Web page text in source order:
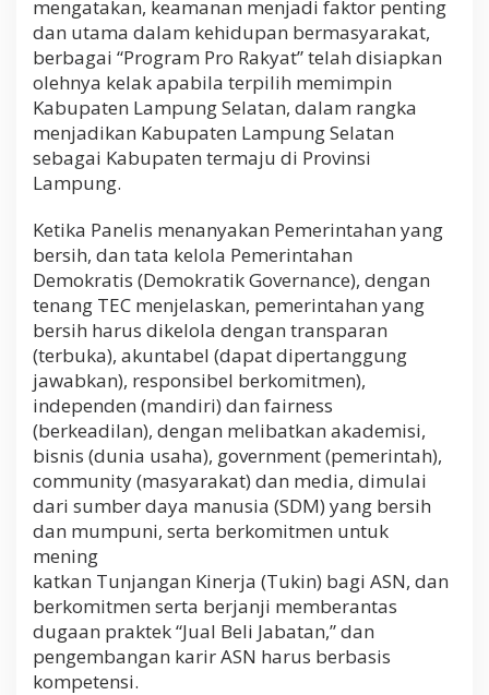
mengatakan, keamanan menjadi faktor penting
dan utama dalam kehidupan bermasyarakat,
berbagai “Program Pro Rakyat” telah disiapkan
olehnya kelak apabila terpilih memimpin
Kabupaten Lampung Selatan, dalam rangka
menjadikan Kabupaten Lampung Selatan
sebagai Kabupaten termaju di Provinsi
Lampung.
Ketika Panelis menanyakan Pemerintahan yang
bersih, dan tata kelola Pemerintahan
Demokratis (Demokratik Governance), dengan
tenang TEC menjelaskan, pemerintahan yang
bersih harus dikelola dengan transparan
(terbuka), akuntabel (dapat dipertanggung
jawabkan), responsibel berkomitmen),
independen (mandiri) dan fairness
(berkeadilan), dengan melibatkan akademisi,
bisnis (dunia usaha), government (pemerintah),
community (masyarakat) dan media, dimulai
dari sumber daya manusia (SDM) yang bersih
dan mumpuni, serta berkomitmen untuk
mening
katkan Tunjangan Kinerja (Tukin) bagi ASN, dan
berkomitmen serta berjanji memberantas
dugaan praktek “Jual Beli Jabatan,” dan
pengembangan karir ASN harus berbasis
kompetensi.